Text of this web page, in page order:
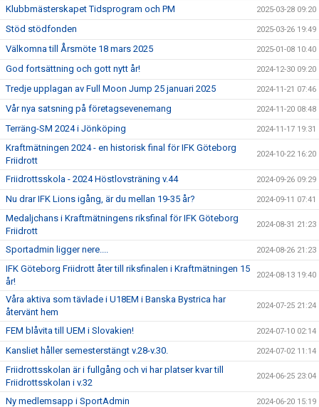
Klubbmästerskapet Tidsprogram och PM 2025-03-28 09:20
Stöd stödfonden 2025-03-26 19:49
Välkomna till Årsmöte 18 mars 2025 2025-01-08 10:40
God fortsättning och gott nytt år! 2024-12-30 09:20
Tredje upplagan av Full Moon Jump 25 januari 2025 2024-11-21 07:46
Vår nya satsning på företagsevenemang 2024-11-20 08:48
Terräng-SM 2024 i Jönköping 2024-11-17 19:31
Kraftmätningen 2024 - en historisk final för IFK Göteborg
Friidrott
2024-10-22 16:20
Friidrottsskola - 2024 Höstlovsträning v.44 2024-09-26 09:29
Nu drar IFK Lions igång, är du mellan 19-35 år? 2024-09-11 07:41
Medaljchans i Kraftmätningens riksfinal för IFK Göteborg
Friidrott
2024-08-31 21:23
Sportadmin ligger nere.... 2024-08-26 21:23
IFK Göteborg Friidrott åter till riksfinalen i Kraftmätningen 15
år!
2024-08-13 19:40
Våra aktiva som tävlade i U18EM i Banska Bystrica har
återvänt hem
2024-07-25 21:24
FEM blåvita till UEM i Slovakien! 2024-07-10 02:14
Kansliet håller semesterstängt v.28-v.30. 2024-07-02 11:14
Friidrottsskolan är i fullgång och vi har platser kvar till
Friidrottsskolan i v.32
2024-06-25 23:04
Ny medlemsapp i SportAdmin 2024-06-20 15:19